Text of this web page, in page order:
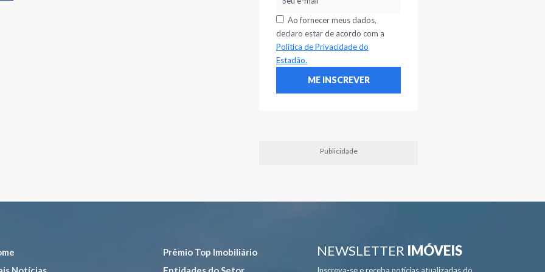
Ao fornecer meus dados,
declaro estar de acordo com a
Política de Privacidade do
Estadão.
Publicidade
Prêmio Top Imobiliário
NEWSLETTER IMÓVEIS